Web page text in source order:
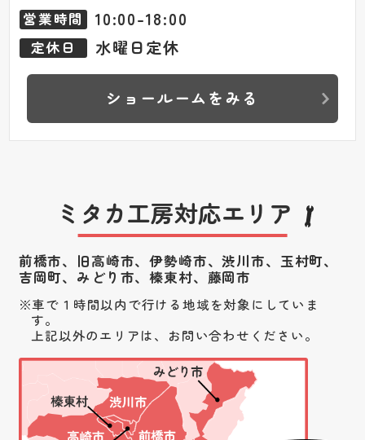
営業時間 10:00-18:00
定休日 水曜日定休
ショールームをみる
ミタカ工房対応エリア
前橋市、旧高崎市、伊勢崎市、渋川市、 玉村町、
吉岡町、みどり市、榛東村、藤岡市
車で１時間以内で行ける地域を対象にしていま
す。
上記以外のエリアは、お問い合わせください。